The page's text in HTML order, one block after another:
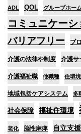
ADL QOL グループホーム
コミュニケーシ
バリアフリー ブ
介護の法律や制度 介護サ
介護福祉職 他職種 住環
地域包括ケアシステム 多
社会保障 福祉住環境
老化 脳性麻痺 自立支援